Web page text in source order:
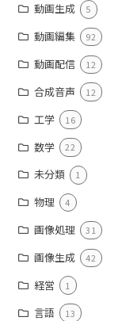
動画生成 5
動画編集 92
動画配信 12
合成音声 12
工学 16
数学 22
未分類 1
物理 4
画像処理 31
画像生成 42
経営 1
言語 13